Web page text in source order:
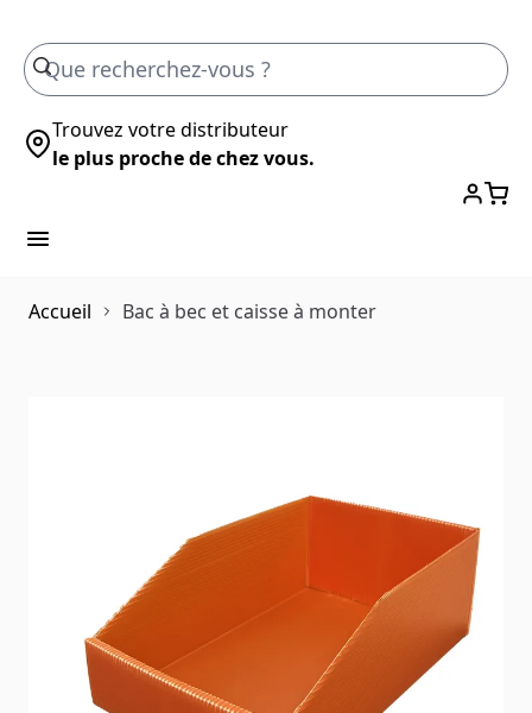
Trouvez votre distributeur
le plus proche de chez vous.
Accueil Bac à bec et caisse à monter